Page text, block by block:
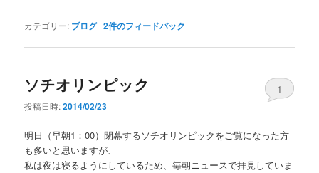
カテゴリー: ブログ |2件のフィードバック
ソチオリンピック
投稿日時:2014/02/23
1
明日（早朝1：00）閉幕するソチオリンピックをご覧になった方
も多いと思いますが、
私は夜は寝るようにしているため、毎朝ニュースで拝見していま